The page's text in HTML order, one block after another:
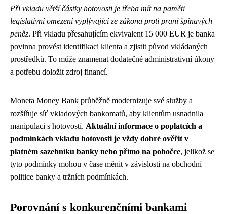
Při vkladu větší částky hotovosti je třeba mít na paměti
legislativní omezení vyplývající ze zákona proti praní špinavých
peněz. Při vkladu přesahujícím ekvivalent 15 000 EUR je banka
povinna provést identifikaci klienta a zjistit původ vkládaných
prostředků. To může znamenat dodatečné administrativní úkony
a potřebu doložit zdroj financí.
Moneta Money Bank průběžně modernizuje své služby a
rozšiřuje síť vkladových bankomatů, aby klientům usnadnila
manipulaci s hotovostí. Aktuální informace o poplatcích a
podmínkách vkladu hotovosti je vždy dobré ověřit v
platném sazebníku banky nebo přímo na pobočce, jelikož se
tyto podmínky mohou v čase měnit v závislosti na obchodní
politice banky a tržních podmínkách.
Porovnání s konkurenčními bankami